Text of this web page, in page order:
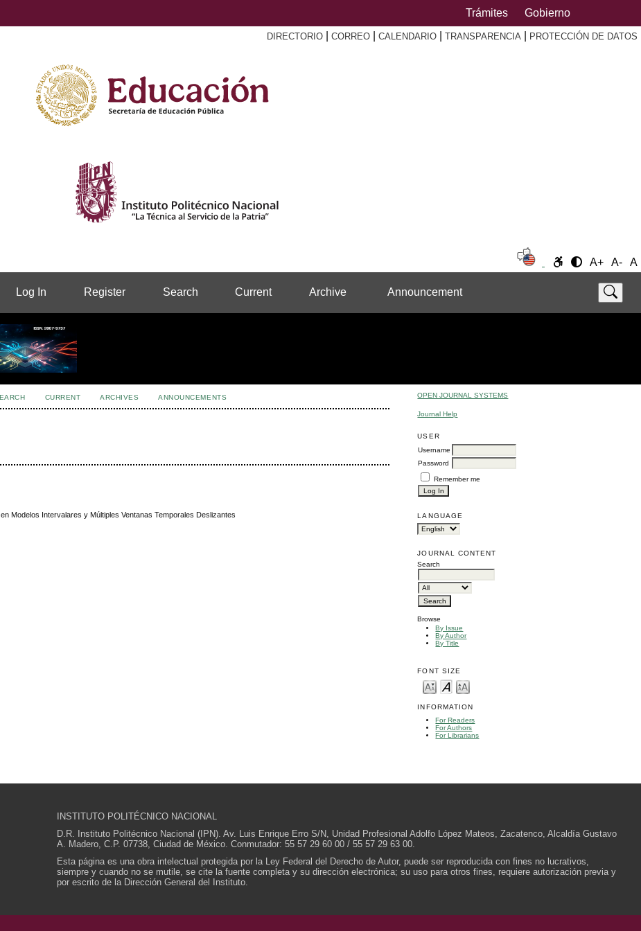
Trámites Gobierno
DIRECTORIO CORREO CALENDARIO TRANSPARENCIA PROTECCIÓN DE DATOS
A+ A- A
Log In Register Search Current Archive Announcement
OPEN JOURNAL SYSTEMS
Journal Help
USER
Username
Password
Remember me
LANGUAGE
JOURNAL CONTENT
Search
Browse
By Issue
By Author
By Title
FONT SIZE
INFORMATION
For Readers
For Authors
For Librarians
CURRENT ARCHIVES ANNOUNCEMENTS
Modelos Intervalares y Múltiples Ventanas Temporales Deslizantes
INSTITUTO POLITÉCNICO NACIONAL
D.R. Instituto Politécnico Nacional (IPN). Av. Luis Enrique Erro S/N, Unidad Profesional Adolfo López Mateos, Zacatenco, Alcaldía Gustavo
A. Madero, C.P. 07738, Ciudad de México. Conmutador: 55 57 29 60 00 / 55 57 29 63 00.
Esta página es una obra intelectual protegida por la Ley Federal del Derecho de Autor, puede ser reproducida con fines no lucrativos,
siempre y cuando no se mutile, se cite la fuente completa y su dirección electrónica; su uso para otros fines, requiere autorización previa y
por escrito de la Dirección General del Instituto.